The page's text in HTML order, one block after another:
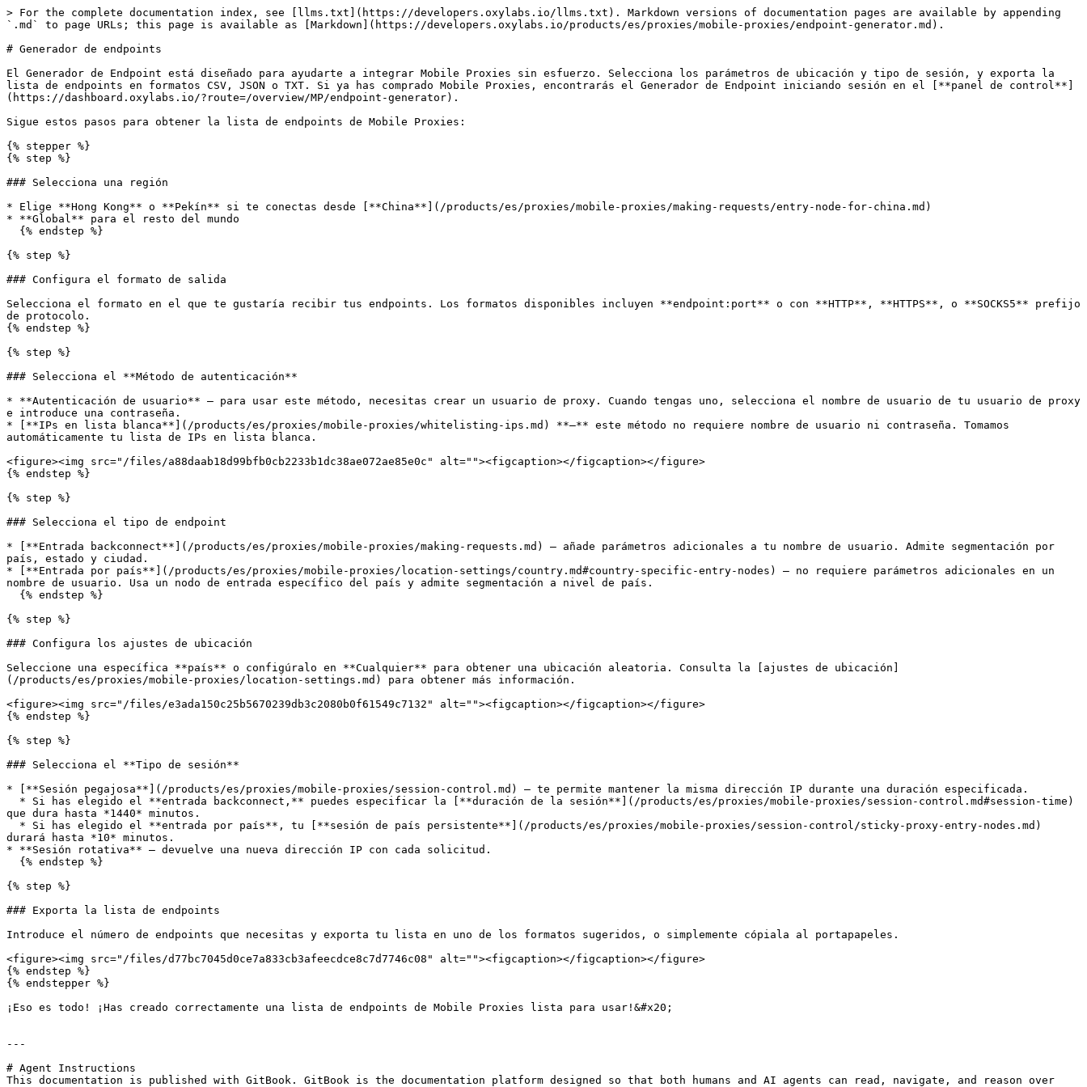
> For the complete documentation index, see [llms.txt](https://developers.oxylabs.io/llms.txt). Markdown versions of documentation pages are available by appending
`.md` to page URLs; this page is available as [Markdown](https://developers.oxylabs.io/products/es/proxies/mobile-proxies/endpoint-generator.md).
# Generador de endpoints
El Generador de Endpoint está diseñado para ayudarte a integrar Mobile Proxies sin esfuerzo. Selecciona los parámetros de ubicación y tipo de sesión, y exporta la
lista de endpoints en formatos CSV, JSON o TXT. Si ya has comprado Mobile Proxies, encontrarás el Generador de Endpoint iniciando sesión en el [**panel de control**]
(https://dashboard.oxylabs.io/?route=/overview/MP/endpoint-generator).
Sigue estos pasos para obtener la lista de endpoints de Mobile Proxies:
{% stepper %}
{% step %}
### Selecciona una región
* Elige **Hong Kong** o **Pekín** si te conectas desde [**China**](/products/es/proxies/mobile-proxies/making-requests/entry-node-for-china.md)
* **Global** para el resto del mundo
{% step %}
### Configura el formato de salida
Selecciona el formato en el que te gustaría recibir tus endpoints. Los formatos disponibles incluyen **endpoint:port** o con **HTTP**, **HTTPS**, o **SOCKS5** prefijo
de protocolo.
{% endstep %}
{% step %}
### Selecciona el **Método de autenticación**
* **Autenticación de usuario** – para usar este método, necesitas crear un usuario de proxy. Cuando tengas uno, selecciona el nombre de usuario de tu usuario de proxy
e introduce una contraseña.
* [**IPs en lista blanca**](/products/es/proxies/mobile-proxies/whitelisting-ips.md) **–** este método no requiere nombre de usuario ni contraseña. Tomamos
automáticamente tu lista de IPs en lista blanca.
<figure><img src="/files/a88daab18d99bfb0cb2233b1dc38ae072ae85e0c" alt=""><figcaption></figcaption></figure>
{% endstep %}
{% step %}
### Selecciona el tipo de endpoint
* [**Entrada backconnect**](/products/es/proxies/mobile-proxies/making-requests.md) – añade parámetros adicionales a tu nombre de usuario. Admite segmentación por
país, estado y ciudad.
* [**Entrada por país**](/products/es/proxies/mobile-proxies/location-settings/country.md#country-specific-entry-nodes) – no requiere parámetros adicionales en un
nombre de usuario. Usa un nodo de entrada específico del país y admite segmentación a nivel de país.
{% step %}
### Configura los ajustes de ubicación
Seleccione una específica **país** o configúralo en **Cualquier** para obtener una ubicación aleatoria. Consulta la [ajustes de ubicación]
(/products/es/proxies/mobile-proxies/location-settings.md) para obtener más información.
<figure><img src="/files/e3ada150c25b5670239db3c2080b0f61549c7132" alt=""><figcaption></figcaption></figure>
{% endstep %}
{% step %}
### Selecciona el **Tipo de sesión**
* [**Sesión pegajosa**](/products/es/proxies/mobile-proxies/session-control.md) – te permite mantener la misma dirección IP durante una duración especificada.
que dura hasta *1440* minutos.
durará hasta *10* minutos.
* **Sesión rotativa** – devuelve una nueva dirección IP con cada solicitud.
{% step %}
### Exporta la lista de endpoints
Introduce el número de endpoints que necesitas y exporta tu lista en uno de los formatos sugeridos, o simplemente cópiala al portapapeles.
<figure><img src="/files/d77bc7045d0ce7a833cb3afeecdce8c7d7746c08" alt=""><figcaption></figcaption></figure>
{% endstep %}
{% endstepper %}
¡Eso es todo! ¡Has creado correctamente una lista de endpoints de Mobile Proxies lista para usar!&#x20;
---
# Agent Instructions
This documentation is published with GitBook. GitBook is the documentation platform designed so that both humans and AI agents can read, navigate, and reason over